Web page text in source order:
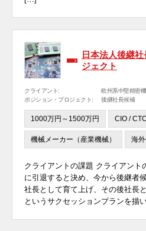
日本法人後継
ジェクト
クライアント:
欧州系中堅精密
ポジション・プロジェクト:
後継社長候補
1000万円～1500万円 CIO /
機械メーカー（産業機械） 海
クライアントの課題 クライアント
に引退すると決め、今から後継者
社長として育て上げ、その後社長
というサクセッションプランを描